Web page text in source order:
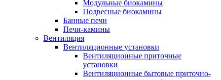
Модульные биокамины
Подвесные биокамины
Банные печи
Печи-камины
Вентиляция
Вентиляционные установки
Вентиляционные приточные
установки
Вентиляционные бытовые приточно-